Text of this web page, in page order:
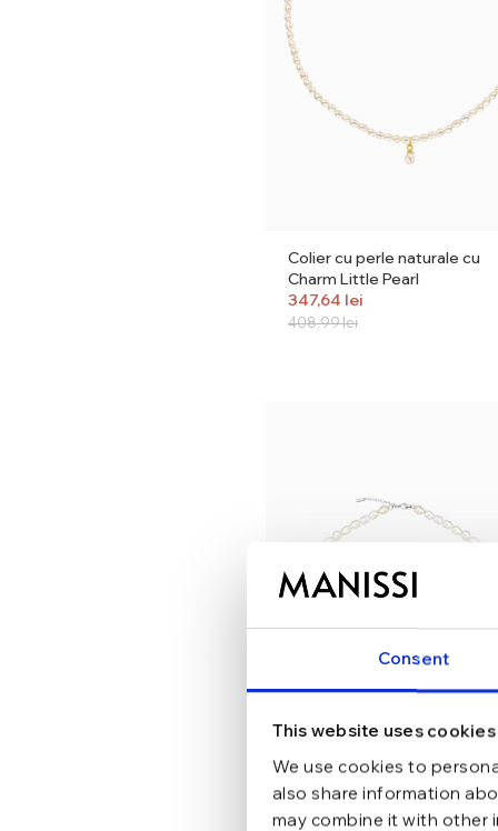
Consent
This website uses cookies
We use cookies to
also share information
may combine it with other
Colier cu perle naturale cu
Charm Little Pearl
408,99lei
347,64 lei